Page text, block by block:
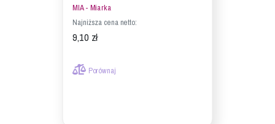
MIA - Miarka
Najniższa cena netto:
9,10 zł
Porównaj